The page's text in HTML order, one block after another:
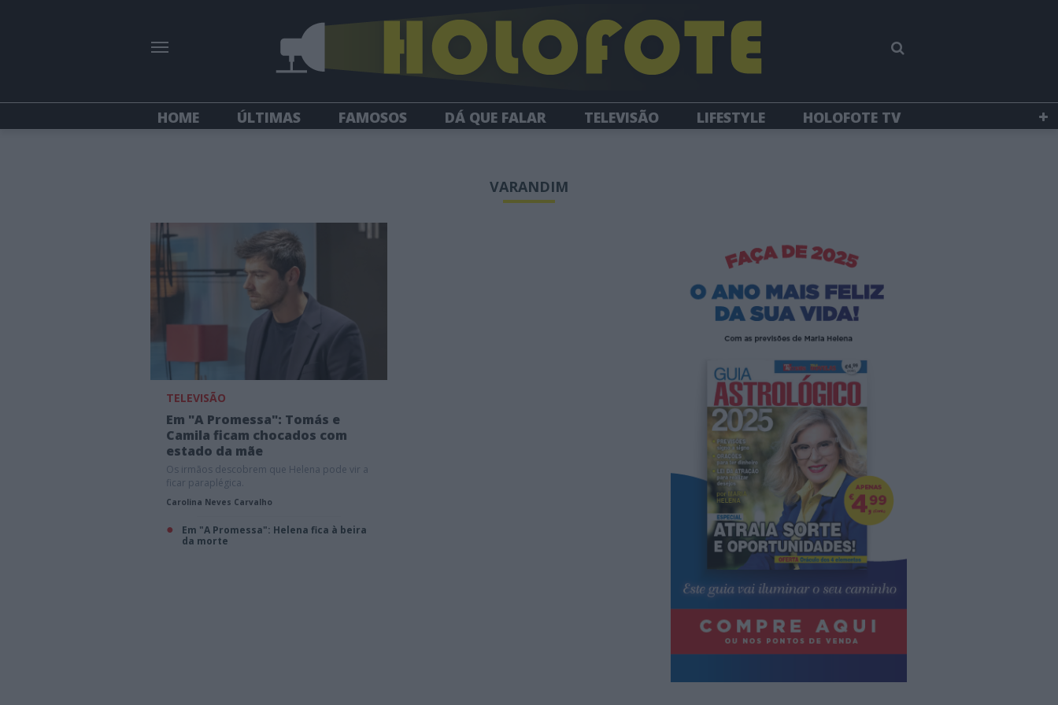
HOME ÚLTIMAS FAMOSOS DÁ QUE FALAR TELEVISÃO LIFESTYLE
HOLOFOTE TV
VARANDIM
TELEVISÃO
Em "A Promessa": Tomás e
Camila ficam chocados com
estado da mãe
Os irmãos descobrem que Helena pode vir a
ficar paraplégica.
Carolina Neves Carvalho
Em "A Promessa": Helena fica à beira
da morte